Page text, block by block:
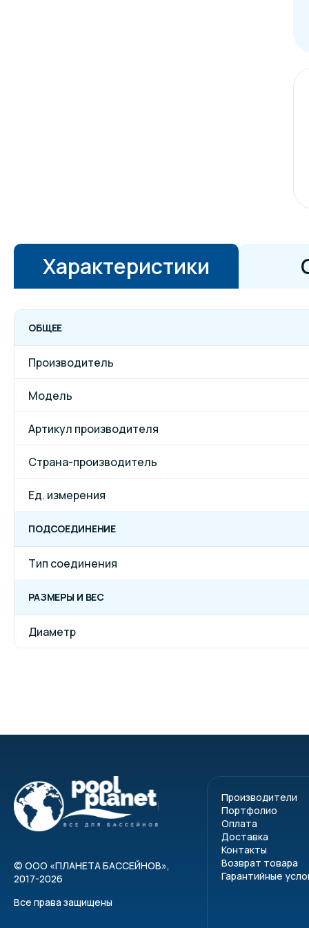
Характеристики
ОБЩЕЕ
Производитель
Модель
Артикул производителя
Страна-производитель
Ед. измерения
ПОДСОЕДИНЕНИЕ
Тип соединения
РАЗМЕРЫ И ВЕС
Диаметр
© ООО «ПЛАНЕТА БАССЕЙНОВ»,
2017-2026
Все права защищены
Производители
Портфолио
Оплата
Доставка
Контакты
Возврат товара
Гарантийные